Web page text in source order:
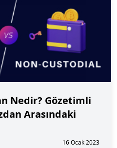
Nedir? Gözetimli
Arasındaki
16 Ocak 2023